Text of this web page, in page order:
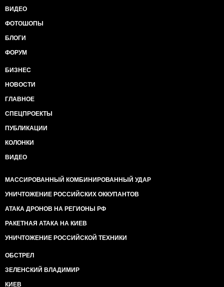
ВИДЕО
ФОТОШОПЫ
БЛОГИ
ФОРУМ
БИЗНЕС
НОВОСТИ
ГЛАВНОЕ
СПЕЦПРОЕКТЫ
ПУБЛИКАЦИИ
КОЛОНКИ
ВИДЕО
МАССИРОВАННЫЙ КОМБИНИРОВАННЫЙ УДАР
УНИЧТОЖЕНИЕ РОССИЙСКИХ ОККУПАНТОВ
АТАКА ДРОНОВ НА РЕГИОНЫ РФ
РАКЕТНАЯ АТАКА НА КИЕВ
УНИЧТОЖЕНИЕ РОССИЙСКОЙ ТЕХНИКИ
ОБСТРЕЛ
ЗЕЛЕНСКИЙ ВЛАДИМИР
КИЕВ